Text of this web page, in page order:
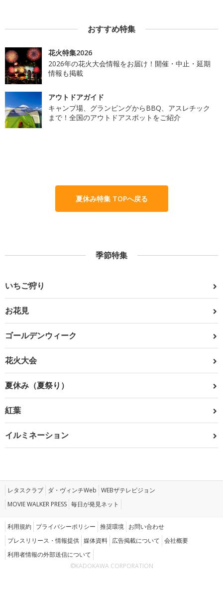
おすすめ特集
花火特集2026
2026年の花火大会情報をお届け！開催・中止・延期
情報も掲載
アウトドアガイド
キャンプ場、グランピングからBBQ、アスレチック
まで！全国のアウトドアスポットをご紹介
夏休み特集 TOPへ戻る
季節特集
いちご狩り
お花見
ゴールデンウィーク
花火大会
夏休み（夏祭り）
紅葉
イルミネーション
レタスクラブ ダ・ヴィンチWeb WEBザテレビジョン
MOVIE WALKER PRESS 毎日が発見ネット
利用規約 プライバシーポリシー 推奨環境 お問い合わせ
プレスリリース・情報提供 媒体資料 広告掲載について 会社概要
利用者情報の外部送信について
©KADOKAWA CORPORATION